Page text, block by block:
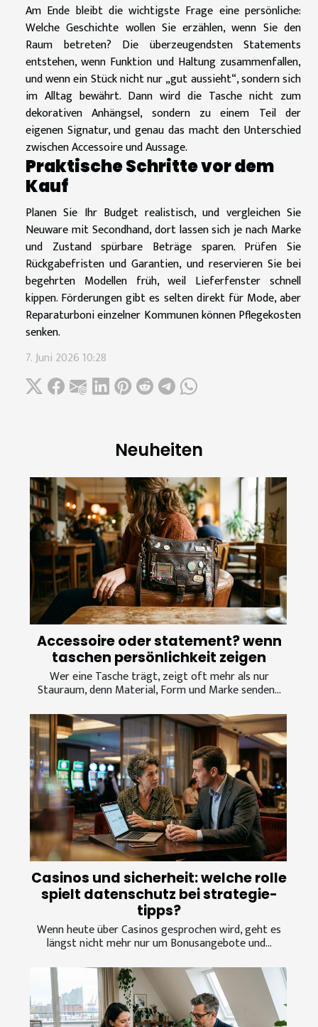
Neuheiten
Accessoire oder statement? wenn
taschen persönlichkeit zeigen
Wer eine Tasche trägt, zeigt oft mehr als nur
Stauraum, denn Material, Form und Marke senden...
Casinos und sicherheit: welche rolle
spielt datenschutz bei strategie-
tipps?
Wenn heute über Casinos gesprochen wird, geht es
längst nicht mehr nur um Bonusangebote und...
Am Ende bleibt die wichtigste Frage eine persönliche:
Welche Geschichte wollen Sie erzählen, wenn Sie den
Raum betreten? Die überzeugendsten Statements
entstehen, wenn Funktion und Haltung zusammenfallen,
und wenn ein Stück nicht nur „gut aussieht“, sondern sich
im Alltag bewährt. Dann wird die Tasche nicht zum
dekorativen Anhängsel, sondern zu einem Teil der
eigenen Signatur, und genau das macht den Unterschied
zwischen Accessoire und Aussage.
Praktische Schritte vor dem
Kauf
Planen Sie Ihr Budget realistisch, und vergleichen Sie
Neuware mit Secondhand, dort lassen sich je nach Marke
und Zustand spürbare Beträge sparen. Prüfen Sie
Rückgabefristen und Garantien, und reservieren Sie bei
begehrten Modellen früh, weil Lieferfenster schnell
kippen. Förderungen gibt es selten direkt für Mode, aber
Reparaturboni einzelner Kommunen können Pflegekosten
senken.
7. Juni 2026 10:28